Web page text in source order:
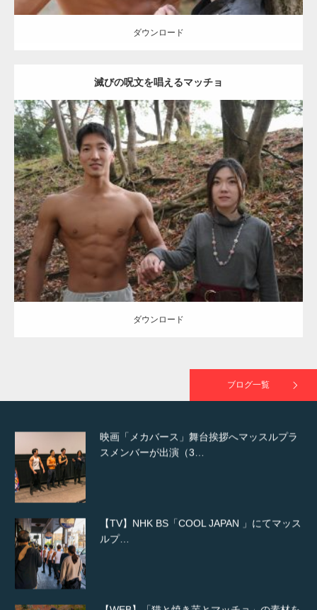
ダウンロード
滅びの呪文を唱えるマッチョ
Update:2021.07.8
Category:公園のマッチョ その他 AKIHITO(細マッチョ) 大胸筋 腹筋
ダウンロード
ダウンロード
ブログ一覧
【YouTube】マッチョフリー素材メンバーが
ギネス世界記録…
【TV】TBS番組「ひるおび」にてマッスルプ
ラスが紹介されま…
TOKYO FMラジオ番組「ONE MORNING」
で紹介さ…
NHK「所さん！事件ですよ」に取材されまし
た（6/8放送）
映画「メカバース」舞台挨拶へマッスルプラ
スメンバーが出演（3…
【TV】NHK BS「COOL JAPAN 」にてマッス
ルプ…